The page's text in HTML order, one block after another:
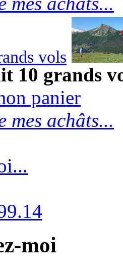
vols
10 grands
panier
mes achâts...
moi